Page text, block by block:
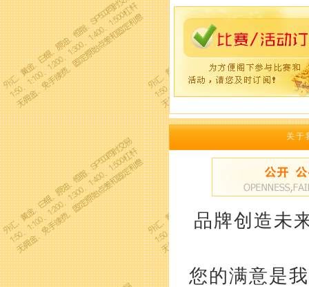
关于
品牌创造未
您的满意是